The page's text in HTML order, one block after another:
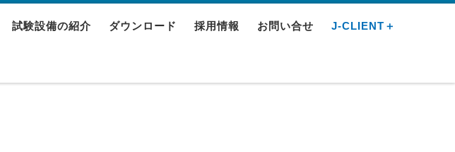
試験設備の紹介 ダウンロード 採用情報 お問い合せ J-CLIENT＋